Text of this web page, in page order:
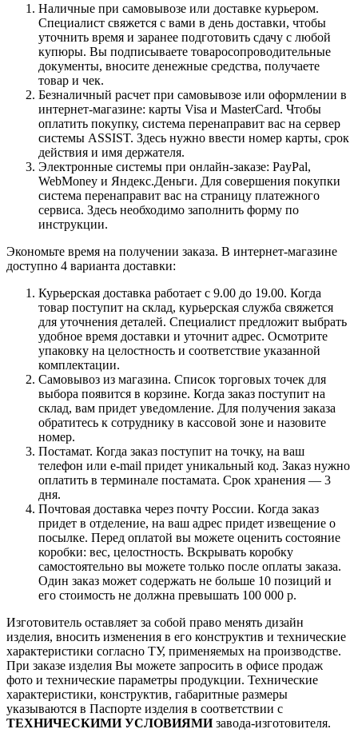
Наличные при самовывозе или доставке курьером.
Специалист свяжется с вами в день доставки, чтобы
уточнить время и заранее подготовить сдачу с любой
купюры. Вы подписываете товаросопроводительные
документы, вносите денежные средства, получаете
товар и чек.
Безналичный расчет при самовывозе или оформлении в
интернет-магазине: карты Visa и MasterCard. Чтобы
оплатить покупку, система перенаправит вас на сервер
системы ASSIST. Здесь нужно ввести номер карты, срок
действия и имя держателя.
Электронные системы при онлайн-заказе: PayPal,
WebMoney и Яндекс.Деньги. Для совершения покупки
система перенаправит вас на страницу платежного
сервиса. Здесь необходимо заполнить форму по
инструкции.
Экономьте время на получении заказа. В интернет-магазине
доступно 4 варианта доставки:
Курьерская доставка работает с 9.00 до 19.00. Когда
товар поступит на склад, курьерская служба свяжется
для уточнения деталей. Специалист предложит выбрать
удобное время доставки и уточнит адрес. Осмотрите
упаковку на целостность и соответствие указанной
комплектации.
Самовывоз из магазина. Список торговых точек для
выбора появится в корзине. Когда заказ поступит на
склад, вам придет уведомление. Для получения заказа
обратитесь к сотруднику в кассовой зоне и назовите
номер.
Постамат. Когда заказ поступит на точку, на ваш
телефон или e-mail придет уникальный код. Заказ нужно
оплатить в терминале постамата. Срок хранения — 3
дня.
Почтовая доставка через почту России. Когда заказ
придет в отделение, на ваш адрес придет извещение о
посылке. Перед оплатой вы можете оценить состояние
коробки: вес, целостность. Вскрывать коробку
самостоятельно вы можете только после оплаты заказа.
Один заказ может содержать не больше 10 позиций и
его стоимость не должна превышать 100 000 р.
Изготовитель оставляет за собой право менять дизайн
изделия, вносить изменения в его конструктив и технические
характеристики согласно ТУ, применяемых на производстве.
При заказе изделия Вы можете запросить в офисе продаж
фото и технические параметры продукции. Технические
характеристики, конструктив, габаритные размеры
указываются в Паспорте изделия в соответствии с
ТЕХНИЧЕСКИМИ УСЛОВИЯМИзавода-изготовителя.